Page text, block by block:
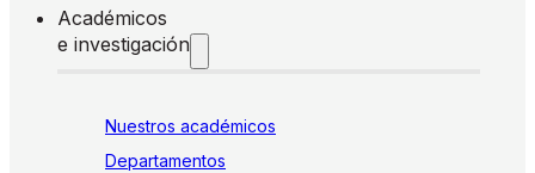
Académicos
e investigación
Nuestros académicos
Departamentos